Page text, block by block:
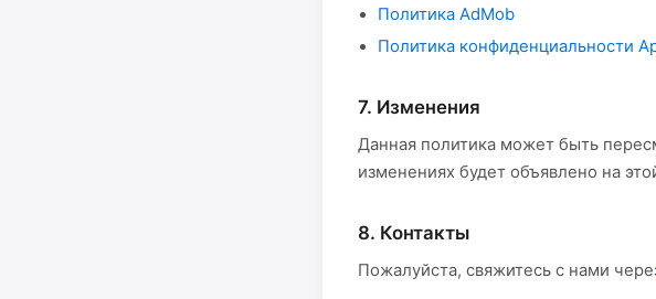
Политика AdMob
Политика конфиденциальности
7. Изменения
Данная политика может быть
изменениях будет объявлено на
8. Контакты
Пожалуйста, свяжитесь с нами